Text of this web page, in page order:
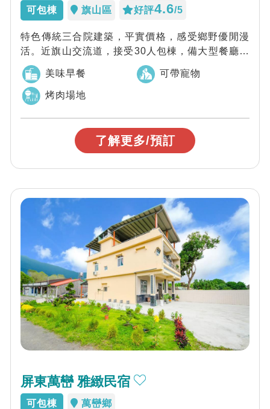
可包棟 旗山區 好評4.6/5
特色傳統三合院建築，平實價格，感受鄉野優閒漫
活。近旗山交流道，接受30人包棟，備大型餐廳空
間。可會議、歡唱、烤肉，還可以帶毛小孩同...
美味早餐 可帶寵物
烤肉場地
了解更多/預訂
屏東萬巒 雅緻民宿
可包棟 萬巒鄉